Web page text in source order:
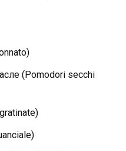
(Pomodori secchi